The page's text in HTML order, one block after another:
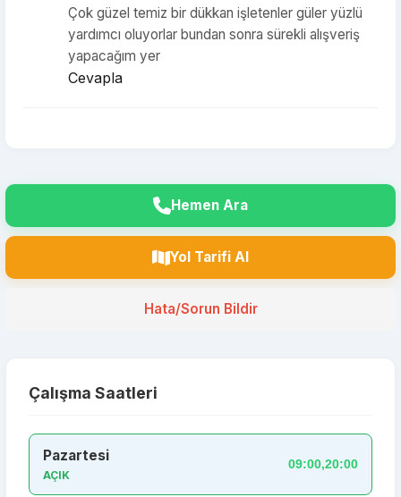
Çok güzel temiz bir dükkan işletenler güler yüzlü
yardımcı oluyorlar bundan sonra sürekli alışveriş
yapacağım yer
Cevapla
Hemen Ara
Yol Tarifi Al
Hata/Sorun Bildir
Çalışma Saatleri
Pazartesi
AÇIK
09:00,20:00